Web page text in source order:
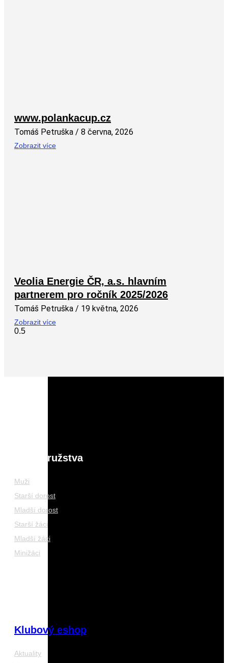
www.polankacup.cz
Tomáš Petruška 8 června, 2026
Zobrazit více
Veolia Energie ČR, a.s. hlavním
partnerem pro ročník 2025/2026
Tomáš Petruška 19 května, 2026
Zobrazit více
Naše družstva
Muži
Starší dorost
Mladší dorost
Starší žáci
Mladší žáci
Minižáci
Klubový eshop
Aktuality